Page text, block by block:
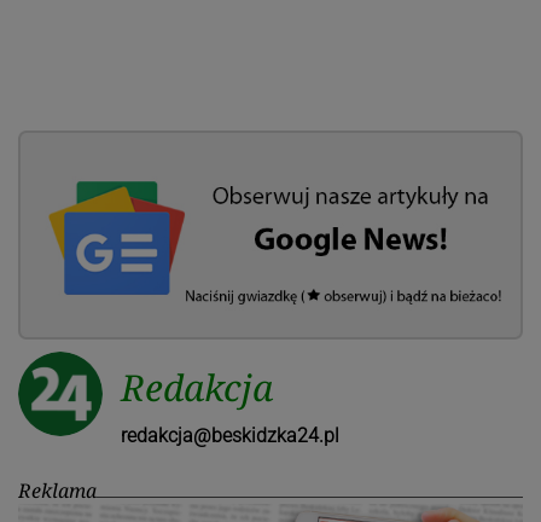
Redakcja
redakcja@beskidzka24.pl
Reklama